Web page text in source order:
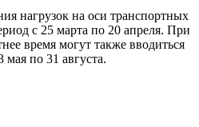
нагрузок на оси транспортных
с 25 марта по 20 апреля. При
время могут также вводиться
мая по 31 августа.